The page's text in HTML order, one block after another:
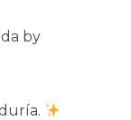
by